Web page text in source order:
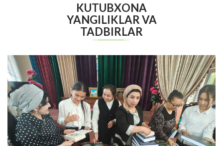
KUTUBXONA
YANGILIKLAR VA
TADBIRLAR